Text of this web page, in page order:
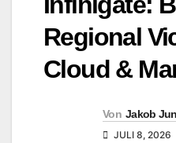
Regional
Cloud &
Von Jakob
JULI 8, 2026